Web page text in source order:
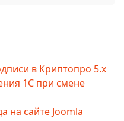
в Криптопро 5.x
1С при смене
на сайте Joomla